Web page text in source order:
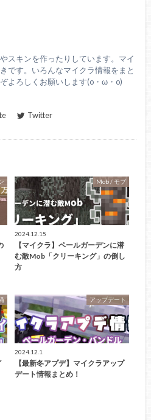
スキンを作ったりしています。マイ
です。いろんなマイクラ情報をまと
よろしくお願いします(o・ω・o)
Twitter
Mob / モブ
2024.12.15
【マイクラ】ペールガーデンに潜
む敵Mob「クリーキング」の倒し
方
アップデート
2024.12.1
【最新冬アプデ】マイクラアップ
デート情報まとめ！